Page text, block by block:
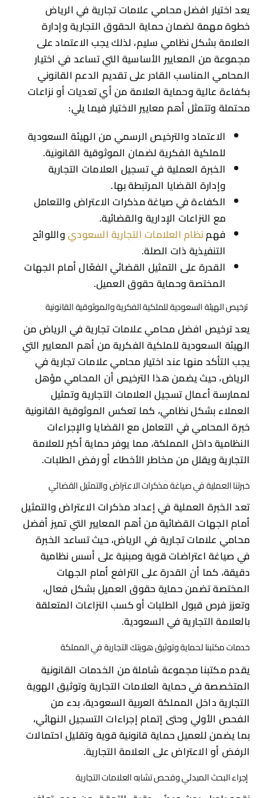
يعد اختيار افضل محامي علامات تجارية في الرياض
خطوة مهمة لضمان حماية الحقوق التجارية وإدارة
العلامة بشكل نظامي سليم، لذلك يجب الاعتماد على
مجموعة من المعايير الأساسية التي تساعد في اختيار
المحامي المناسب القادر على تقديم الدعم القانوني
بكفاءة عالية وحماية العلامة من أي تعديات أو نزاعات
محتملة وتتمثل أهم معايير الاختيار فيما يلي:
الاعتماد والترخيص الرسمي من الهيئة السعودية
للملكية الفكرية لضمان الموثوقية القانونية.
الخبرة العملية في تسجيل العلامات التجارية
وإدارة القضايا المرتبطة بها.
الكفاءة في صياغة مذكرات الاعتراض والتعامل
مع النزاعات الإدارية والقضائية.
فهمنظام العلامات التجارية السعوديواللوائح
التنفيذية ذات الصلة.
القدرة على التمثيل القضائي الفعّال أمام الجهات
المختصة وحماية حقوق العميل.
​ ترخيص الهيئة السعودية للملكية الفكرية والموثوقية القانونية
يعد ترخيص افضل محامي علامات تجارية في الرياض من
الهيئة السعودية للملكية الفكرية من أهم المعايير التي
يجب التأكد منها عند اختيار محامي علامات تجارية في
الرياض، حيث يضمن هذا الترخيص أن المحامي مؤهل
لممارسة أعمال تسجيل العلامات التجارية وتمثيل
العملاء بشكل نظامي، كما تعكس الموثوقية القانونية
خبرة المحامي في التعامل مع القضايا والإجراءات
النظامية داخل المملكة، مما يوفر حماية أكبر للعلامة
التجارية ويقلل من مخاطر الأخطاء أو رفض الطلبات.
​خبرتنا العملية في صياغة مذكرات الاعتراض والتمثيل القضائي
تعد الخبرة العملية في إعداد مذكرات الاعتراض والتمثيل
أمام الجهات القضائية من أهم المعايير التي تميز أفضل
محامي علامات تجارية في الرياض، حيث تساعد الخبرة
في صياغة اعتراضات قوية ومبنية على أسس نظامية
دقيقة، كما أن القدرة على الترافع أمام الجهات
المختصة تضمن حماية حقوق العميل بشكل فعال،
وتعزز فرص قبول الطلبات أو كسب النزاعات المتعلقة
بالعلامة التجارية في السعودية.
خدمات مكتبنا لحماية وتوثيق هويتك التجارية في المملكة
يقدم مكتبنا مجموعة شاملة من الخدمات القانونية
المتخصصة في حماية العلامات التجارية وتوثيق الهوية
التجارية داخل المملكة العربية السعودية، بدء من
الفحص الأولي وحتى إتمام إجراءات التسجيل النهائي،
بما يضمن للعميل حماية قانونية قوية وتقليل احتمالات
الرفض أو الاعتراض على العلامة التجارية.
إجراء البحث المبدئي وفحص تشابه العلامات التجارية